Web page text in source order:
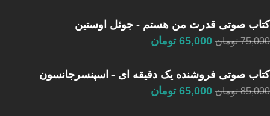
کتاب صوتی قدرت من هستم - جوئل اوستین
75,000 تومان 65,000 تومان
کتاب صوتی فروشنده یک دقیقه ای - اسپنسرجانسون
85,000 تومان 65,000 تومان